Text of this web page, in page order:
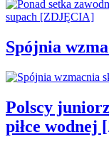
Spójnia
Polscy
piłce wodnej